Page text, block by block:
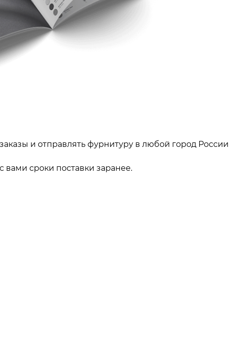
и отправлять фурнитуру в любой город России
сроки поставки заранее.